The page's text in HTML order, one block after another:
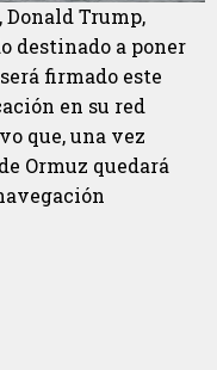
Donald Trump,
destinado a poner
firmado este
en su red
que, una vez
Ormuz quedará